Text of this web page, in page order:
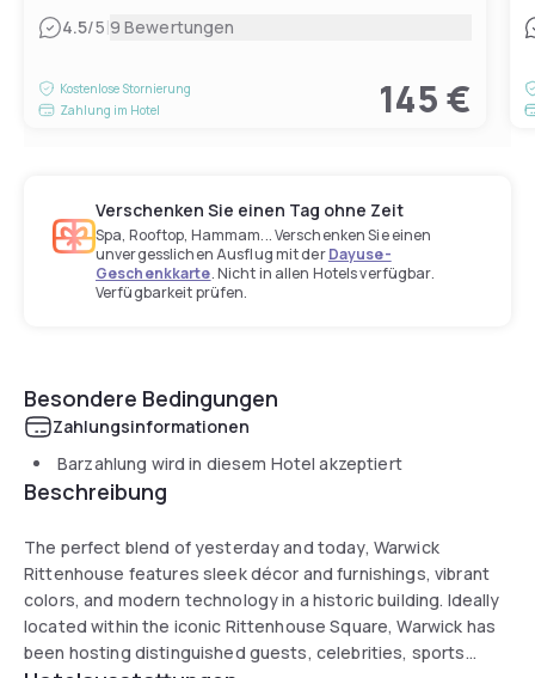
4.5/5|9 Bewertungen
Kostenlose Stornierung
Zahlung im Hotel
145 €
Verschenken Sie einen Tag ohne Zeit
Spa, Rooftop, Hammam... Verschenken Sie einen
unvergesslichen Ausflug mit derDayuse-
Geschenkkarte. Nicht in allen Hotels verfügbar.
Verfügbarkeit prüfen.
Besondere Bedingungen
Zahlungsinformationen
Barzahlung wird in diesem Hotel akzeptiert
Beschreibung
The perfect blend of yesterday and today, Warwick
Rittenhouse features sleek décor and furnishings, vibrant
colors, and modern technology in a historic building. Ideally
located within the iconic Rittenhouse Square, Warwick has
been hosting distinguished guests, celebrities, sports